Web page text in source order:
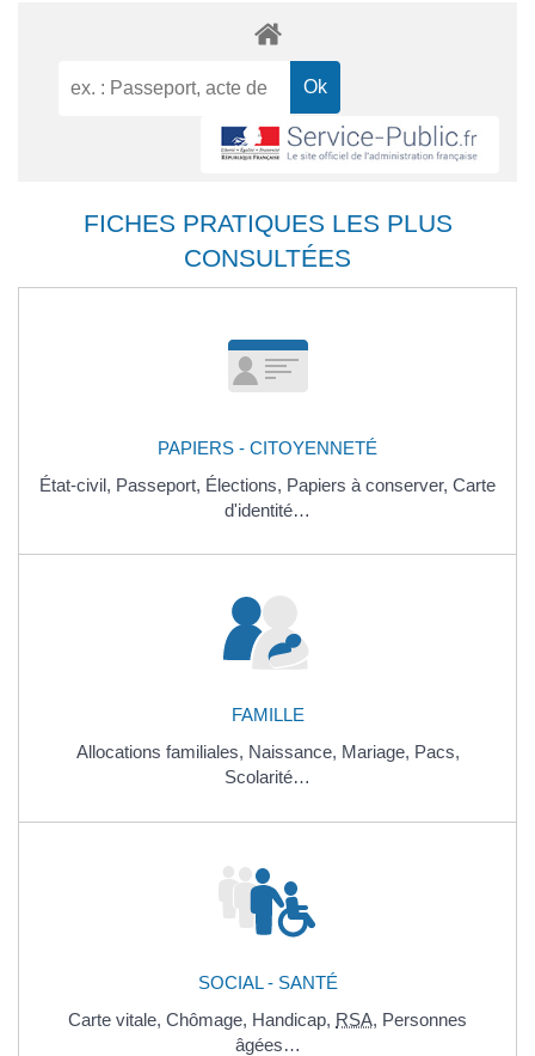
FICHES PRATIQUES LES PLUS
CONSULTÉES
PAPIERS - CITOYENNETÉ
État-civil, Passeport, Élections, Papiers à conserver, Carte
d'identité…
FAMILLE
Allocations familiales, Naissance, Mariage, Pacs,
Scolarité…
SOCIAL - SANTÉ
Carte vitale, Chômage, Handicap, RSA, Personnes
âgées…